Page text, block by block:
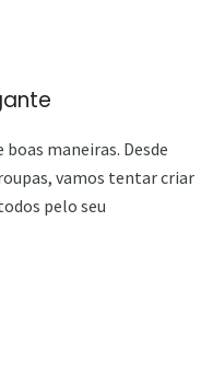
maneiras. Desde
vamos tentar criar
pelo seu